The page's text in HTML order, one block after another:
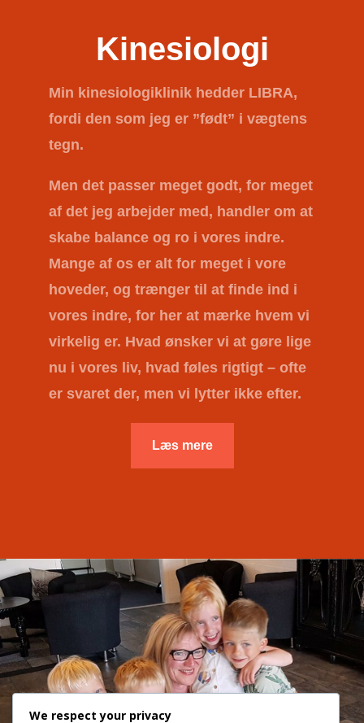
Kinesiologi
Min kinesiologiklinik hedder LIBRA,
fordi den som jeg er ”født” i vægtens
tegn.
Men det passer meget godt, for meget
af det jeg arbejder med, handler om at
skabe balance og ro i vores indre.
Mange af os er alt for meget i vore
hoveder, og trænger til at finde ind i
vores indre, for her at mærke hvem vi
virkelig er. Hvad ønsker vi at gøre lige
nu i vores liv, hvad føles rigtigt – ofte
er svaret der, men vi lytter ikke efter.
Læs mere
We respect your privacy